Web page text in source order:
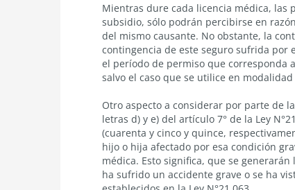
Mientras dure cada licencia médica, las
subsidio, sólo podrán percibirse en
del mismo causante. No obstante, la
contingencia de este seguro sufrida por
el período de permiso que corresponda
salvo el caso que se utilice en
Otro aspecto a considerar por parte de
letras d) y e) del artículo 7° de la Ley
(cuarenta y cinco y quince,
hijo o hija afectado por esa condición
médica. Esto significa, que se
ha sufrido un accidente grave o se ha